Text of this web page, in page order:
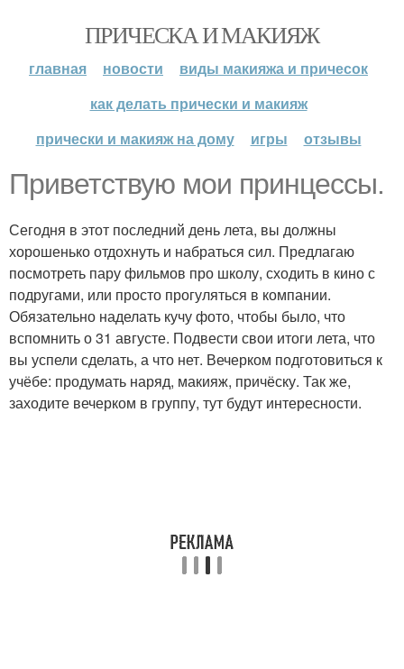
ПРИЧЕСКА И МАКИЯЖ
главная новости
виды макияжа и причесок
как делать прически и макияж
прически и макияж на дому
игры отзывы
Приветствую мои принцессы.
Сегодня в этот последний день лета, вы должны
хорошенько отдохнуть и набраться сил. Предлагаю
посмотреть пару фильмов про школу, сходить в кино с
подругами, или просто прогуляться в компании.
Обязательно наделать кучу фото, чтобы было, что
вспомнить о 31 августе. Подвести свои итоги лета, что
вы успели сделать, а что нет. Вечерком подготовиться к
учёбе: продумать наряд, макияж, причёску. Так же,
заходите вечерком в группу, тут будут интересности.